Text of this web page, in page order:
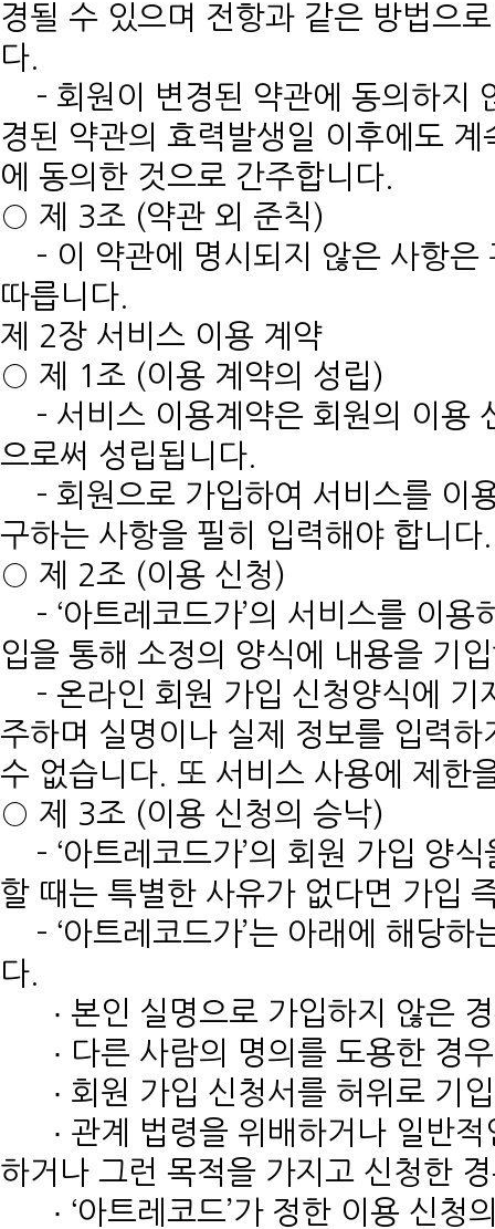
경될 수 있으며 전항과 같은 방법으
다.
- 회원이 변경된 약관에 동의하지
경된 약관의 효력발생일 이후에도
에 동의한 것으로 간주합니다.
○ 제 3조 (약관 외 준칙)
- 이 약관에 명시되지 않은 사항은
따릅니다.
제 2장 서비스 이용 계약
○ 제 1조 (이용 계약의 성립)
- 서비스 이용계약은 회원의 이용
으로써 성립됩니다.
- 회원으로 가입하여 서비스를 이
구하는 사항을 필히 입력해야 합니
○ 제 2조 (이용 신청)
- ‘아트레코드가’의 서비스를 이용
입을 통해 소정의 양식에 내용을 기
- 온라인 회원 가입 신청양식에 기
주하며 실명이나 실제 정보를 입력
수 없습니다. 또 서비스 사용에 제한
○ 제 3조 (이용 신청의 승낙)
- ‘아트레코드가’의 회원 가입 양
할 때는 특별한 사유가 없다면 가입
- ‘아트레코드가’는 아래에 해당하
다.
∙ 본인 실명으로 가입하지 않은
∙ 다른 사람의 명의를 도용한 경
∙ 회원 가입 신청서를 허위로 기
∙ 관계 법령을 위배하거나 일반적
하거나 그런 목적을 가지고 신청한
∙ ‘아트레코드’가 정한 이용 신청